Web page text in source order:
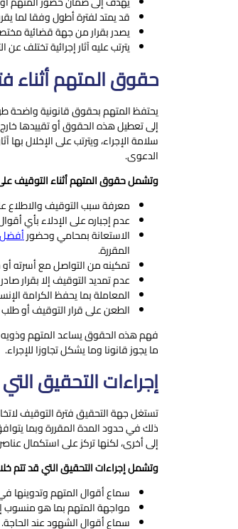
قد يمتد لفترة أطول وفقا لما
يصدر بقرار من جهة قضائية
يترتب عليه آثار إجرائية تختلف
حقوق المتهم أثناء
يحتفظ المتهم بحقوق قانونية واضحة
إلى تعطيل هذه الحقوق أو تقييدها
سلامة الإجراء، ويترتب على الإخلال
الدعوى.
وتشمل حقوق المتهم أثناء التوقيف
معرفة سبب التوقيف والاطلاع
عدم إجباره على الإدلاء بأي
الاستعانة بمحامي وحضورأفضل
المقررة.
تمكينه من التواصل مع أسرته
عدم تمديد التوقيف إلا بقرار
المعاملة بما يحفظ الكرامة
الطعن على قرار التوقيف أو طلب
فهم هذه الحقوق يساعد المتهم وذويه
ما يجوز قانونا وما يشكل تجاوزا للإجراء.
إجراءات التحقيق
تستغل جهة التحقيق فترة التوقيف
ذلك في حدود المدة المقررة وبما
إلى أخرى، لكنها تركز على استكمال
وتشمل إجراءات التحقيق التي قد تتم
سماع أقوال المتهم وتدوينها
مواجهة المتهم بما هو منسوب
سماع أقوال الشهود عند الحاجة.